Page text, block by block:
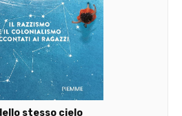
stesso cielo